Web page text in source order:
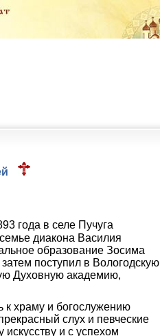
года в селе Пучуга
диакона Василия
образование Зосима
поступил в Вологодскую
Духовную академию,
храму и богослужению
слух и певческие
и с успехом